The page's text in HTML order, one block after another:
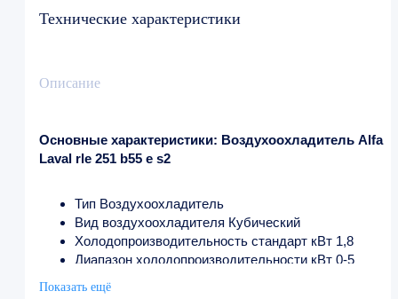
Технические характеристики
Описание
Основные характеристики: Воздухоохладитель Alfa
Laval rle 251 b55 e s2
Тип Воздухоохладитель
Вид воздухоохладителя Кубический
Холодопроизводительность стандарт кВт 1,8
Диапазон холодопроизводительности кВт 0-5
Показать ещё